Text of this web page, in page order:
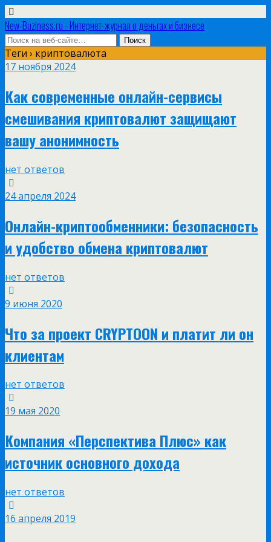
New-Buziness.ru - Интернет-журнал о деньгах и бизнесе
Теги › криптовалюта
17 ноября 2024
Как современные онлайн-сервисы
смешивания криптовалют защищают
вашу анонимность
нет ответов
24 апреля 2024
Онлайн-криптообменники: безопасность
и удобство обмена криптовалют
нет ответов
9 июня 2020
Что за проект CRYPTOON и платит ли он
клиентам
нет ответов
19 мая 2020
Компания «Перспектива Плюс» как
источник основного дохода
нет ответов
16 апреля 2019